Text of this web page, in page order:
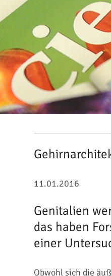
11.01.2016
Genitalien
das haben
einer
Obwohl sich die